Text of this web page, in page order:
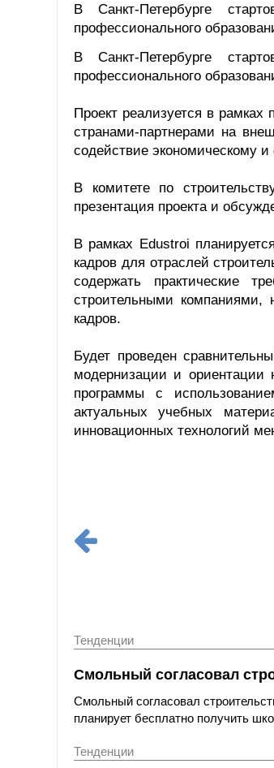
В Санкт-Петербурге
профессионального
В Санкт-Петербурге
профессионального
Проект реализуется в
странами-партнерами на
содействие экономическому
В комитете по
презентация проекта и
В рамках Edustroi
кадров для отраслей
содержать практические
строительными компаниями,
кадров.
Будет проведен
модернизации и ориентации
программы с
актуальных учебных
инновационных технологий
Тенденции
Смольный согласовал
Смольный согласовал
планирует бесплатно получить
Тенденции